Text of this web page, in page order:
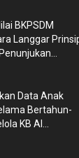
BKPSDM
Langgar
Data Anak
Bertahun-
KB Al...